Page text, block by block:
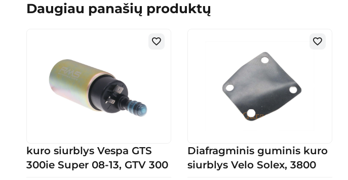
Daugiau panašių produktų
kuro siurblys Vespa GTS
300ie Super 08-13, GTV 300
Diafragminis guminis kuro
siurblys Velo Solex, 3800